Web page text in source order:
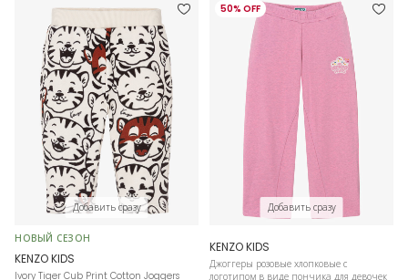
Добавить сразу
НОВЫЙ СЕЗОН
KENZO KIDS
Ivory Tiger Cub Print Cotton Joggers
50% OFF
Добавить сразу
KENZO KIDS
Джоггеры розовые хлопковые с
логотипом в виде пончика для девочек